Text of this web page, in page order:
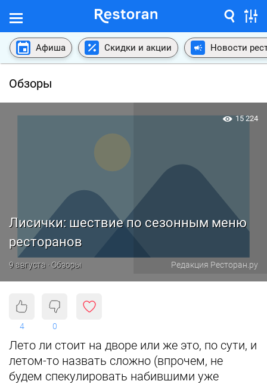
Афиша Скидки и акции Новости
Обзоры
Лисички: шествие по сезонным меню
ресторанов
9 августа · Обзоры Редакция Ресторан.ру
15 224
4 0
Лето ли стоит на дворе или же это, по сути, и
летом-то назвать сложно (впрочем, не
будем спекулировать набившими уже